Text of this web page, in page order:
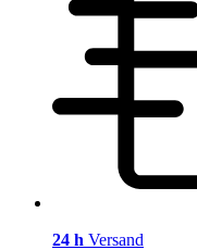
24 h Versand